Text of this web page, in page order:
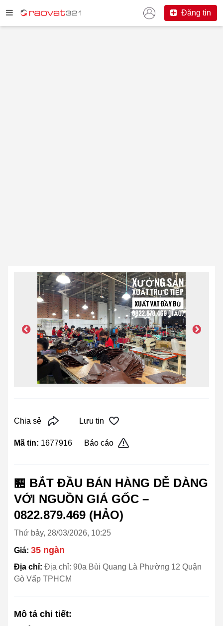
Đăng tin
Chia sẻ Lưu tin
Mã tin: 1677916 Báo cáo
🏪 BẮT ĐẦU BÁN HÀNG DỄ DÀNG
VỚI NGUỒN GIÁ GỐC –
0822.879.469 (HẢO)
Thứ bảy, 28/03/2026, 10:25
Giá: 35 ngàn
Địa chỉ: Địa chỉ: 90a Bùi Quang Là Phường 12 Quận
Gò Vấp TPHCM
Mô tả chi tiết: